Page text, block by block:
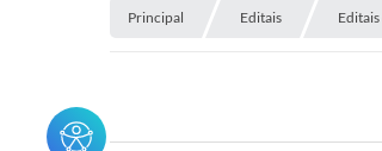
Principal Editais